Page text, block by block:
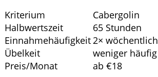
Kriterium Cabergolin
Halbwertszeit
65 Stunden
Einnahmehäufigkeit2× wöchentlich
Übelkeit
weniger häufig
Preis/Monat
ab €18